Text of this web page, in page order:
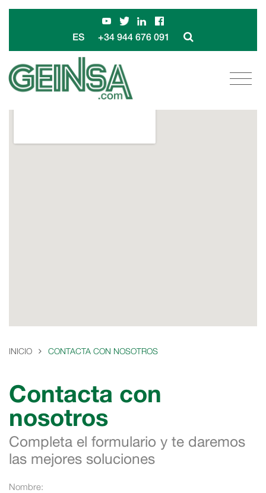
ES +34 944 676 091
INICIO CONTACTA CON NOSOTROS
Contacta con
nosotros
Completa el formulario y te daremos
las mejores soluciones
Nombre: